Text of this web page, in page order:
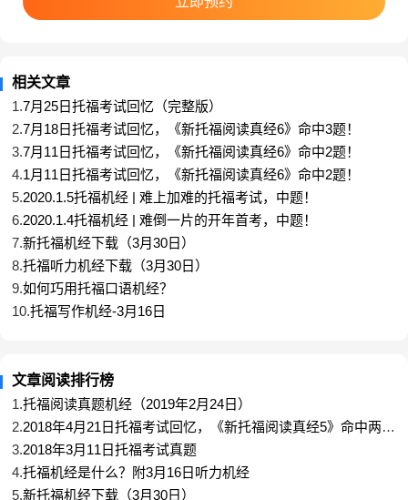
相关文章
1.7月25日托福考试回忆（完整版）
2.7月18日托福考试回忆，《新托福阅读真经6》命中3题！
3.7月11日托福考试回忆，《新托福阅读真经6》命中2题！
4.1月11日托福考试回忆，《新托福阅读真经6》命中2题！
5.2020.1.5托福机经 | 难上加难的托福考试，中题！
6.2020.1.4托福机经 | 难倒一片的开年首考，中题！
7.新托福机经下载（3月30日）
8.托福听力机经下载（3月30日）
9.如何巧用托福口语机经？
10.托福写作机经-3月16日
文章阅读排行榜
1.托福阅读真题机经（2019年2月24日）
2.2018年4月21日托福考试回忆，《新托福阅读真经5》命中两
3.2018年3月11日托福考试真题
4.托福机经是什么？附3月16日听力机经
5.新托福机经下载（3月30日）